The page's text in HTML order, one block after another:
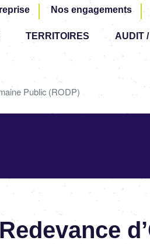
Aller
contenu
principal
Nos engagements
TERRITOIRES AUDIT
Public (RODP)